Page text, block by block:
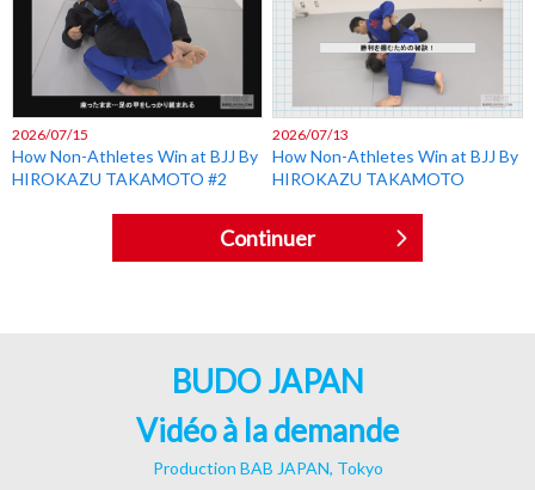
2026/07/15
How Non-Athletes Win at BJJ By
HIROKAZU TAKAMOTO #2
2026/07/13
How Non-Athletes Win at BJJ By
HIROKAZU TAKAMOTO
Continuer
BUDO JAPAN
Vidéo à la demande
Production BAB JAPAN, Tokyo